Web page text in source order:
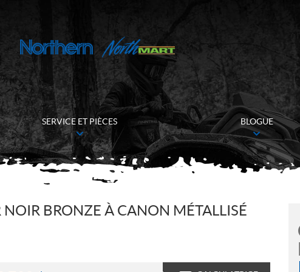
SERVICE ET PIÈCES BLOGUE
BRONZE À CANON MÉTALLISÉ